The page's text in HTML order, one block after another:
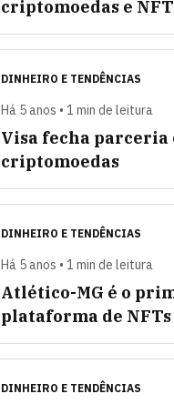
criptomoedas e
DINHEIRO E TENDÊNCIAS
Há 5 anos • 1 min de leitura
Visa fecha parceria
criptomoedas
DINHEIRO E TENDÊNCIAS
Há 5 anos • 1 min de leitura
Atlético-MG é o
plataforma de NFTs
DINHEIRO E TENDÊNCIAS